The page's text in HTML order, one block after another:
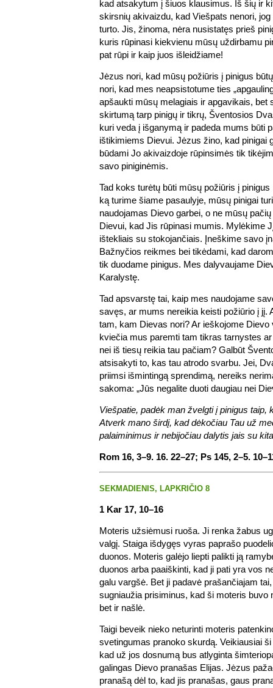
kad atsakytum į šiuos klausimus. Iš šių ir
skirsnių akivaizdu, kad Viešpats nenori,
turto. Jis, žinoma, nėra nusistatęs prieš
kuris rūpinasi kiekvienu mūsų uždirbamu
pat rūpi ir kaip juos išleidžiame!
Jėzus nori, kad mūsų požiūris į pinigus
nori, kad mes neapsistotume ties
apšaukti mūsų melagiais ir apgavikais, bet
skirtumą tarp pinigų ir tikrų, Šventosios
kuri veda į išganymą ir padeda mums būti
ištikimiems Dievui. Jėzus žino, kad pinigai
būdami Jo akivaizdoje rūpinsimės tik
savo piniginėmis.
Tad koks turėtų būti mūsų požiūris į
ką turime šiame pasaulyje, mūsų pinigai
naudojamas Dievo garbei, o ne mūsų
Dievui, kad Jis rūpinasi mumis. Mylėkime
ištekliais su stokojančiais. Įneškime savo
Bažnyčios reikmes bei tikėdami, kad
tik duodame pinigus. Mes dalyvaujame
Karalystę.
Tad apsvarstę tai, kaip mes naudojame
savęs, ar mums nereikia keisti požiūrio į jį.
tam, kam Dievas nori? Ar ieškojome Dievo
kviečia mus paremti tam tikras tarnystes
nei iš tiesų reikia tau pačiam? Galbūt
atsisakyti to, kas tau atrodo svarbu. Jei,
priimsi išmintingą sprendimą, nereiks
sakoma: „Jūs negalite duoti daugiau nei
Viešpatie, padėk man žvelgti į pinigus taip,
Atverk mano širdį, kad dėkočiau Tau už
palaiminimus ir nebijočiau dalytis jais su
Rom 16, 3–9. 16. 22–27; Ps 145, 2–5.
SEKMADIENIS, LAPKRIČIO 8
1 Kar 17, 10–16
Moteris užsiėmusi ruoša. Ji renka žabus
valgį. Staiga išdygęs vyras paprašo
duonos. Moteris galėjo liepti palikti ją
duonos arba paaiškinti, kad ji pati yra vos
galu vargšė. Bet ji padavė prašančiajam
sugniaužia prisiminus, kad ši moteris buvo
bet ir našlė.
Taigi beveik nieko neturinti moteris
svetingumas pranoko skurdą. Veikiausiai
kad už jos dosnumą bus atlyginta
galingas Dievo pranašas Elijas. Jėzus
pranašą dėl to, kad jis pranašas, gaus